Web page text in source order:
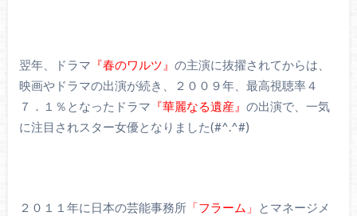
翌年、ドラマ 『春のワルツ』 の主演に抜擢されてからは、
映画やドラマの出演が続き、２００９年、最高視聴率４
７．１％となったドラマ 『華麗なる遺産』 の出演で、一気
に注目されスター女優となりました(#^.^#)
２０１１年に日本の芸能事務所「フラーム」
とマネージメ